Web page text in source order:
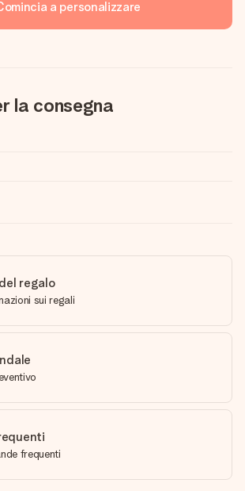
a personalizzare
la consegna
regalo
sui regali
frequenti